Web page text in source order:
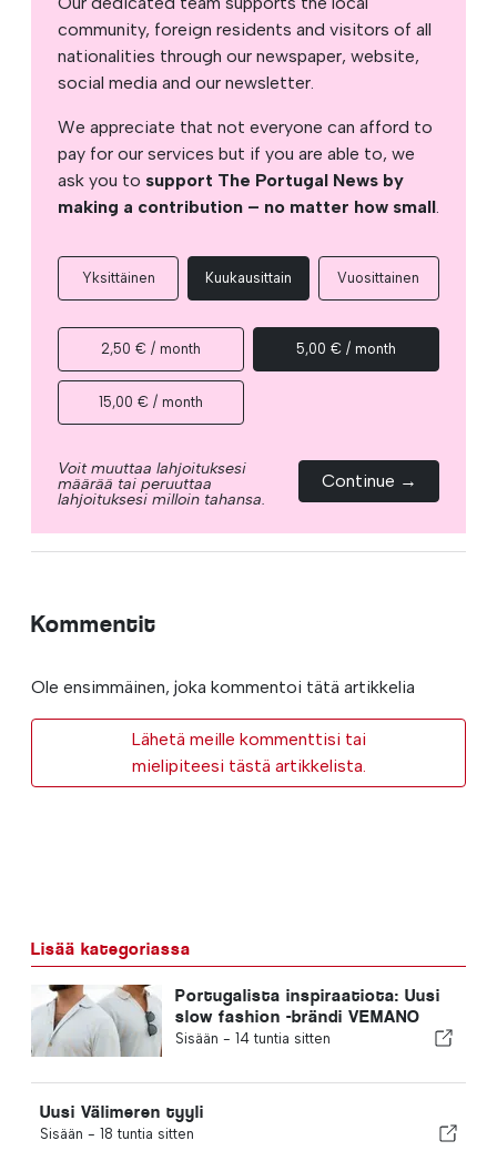
community, foreign residents and visitors of all
nationalities through our newspaper, website,
social media and our newsletter.
We appreciate that not everyone can afford to
pay for our services but if you are able to, we
ask you to support The Portugal News by
making a contribution – no matter how small.
Yksittäinen Kuukausittain Vuosittainen
2,50 € / month 5,00 € / month
15,00 € / month
Voit muuttaa lahjoituksesi
määrää tai peruuttaa
lahjoituksesi milloin tahansa.
Continue →
Kommentit
Ole ensimmäinen, joka kommentoi tätä artikkelia
Lähetä meille kommenttisi tai
mielipiteesi tästä artikkelista.
Lisää kategoriassa
Portugalista inspiraatiota: Uusi
slow fashion -brändi VEMANO
Sisään - 14 tuntia sitten
Uusi Välimeren tyyli
Sisään - 18 tuntia sitten